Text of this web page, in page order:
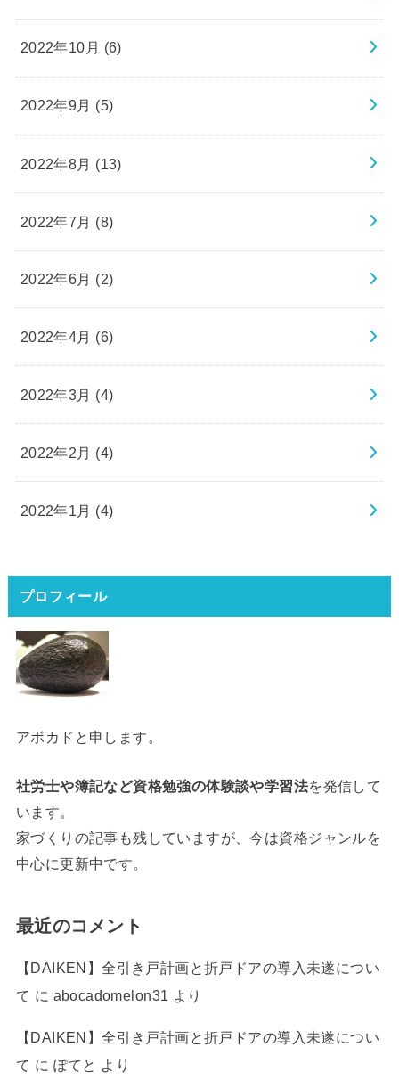
2022年10月 (6)
2022年9月 (5)
2022年8月 (13)
2022年7月 (8)
2022年6月 (2)
2022年4月 (6)
2022年3月 (4)
2022年2月 (4)
2022年1月 (4)
プロフィール
アボカドと申します。
社労士や簿記など資格勉強の体験談や学習法を発信して
います。
家づくりの記事も残していますが、今は資格ジャンルを
中心に更新中です。
最近のコメント
【DAIKEN】全引き戸計画と折戸ドアの導入未遂につい
て に abocadomelon31 より
【DAIKEN】全引き戸計画と折戸ドアの導入未遂につい
て に ぽてと より